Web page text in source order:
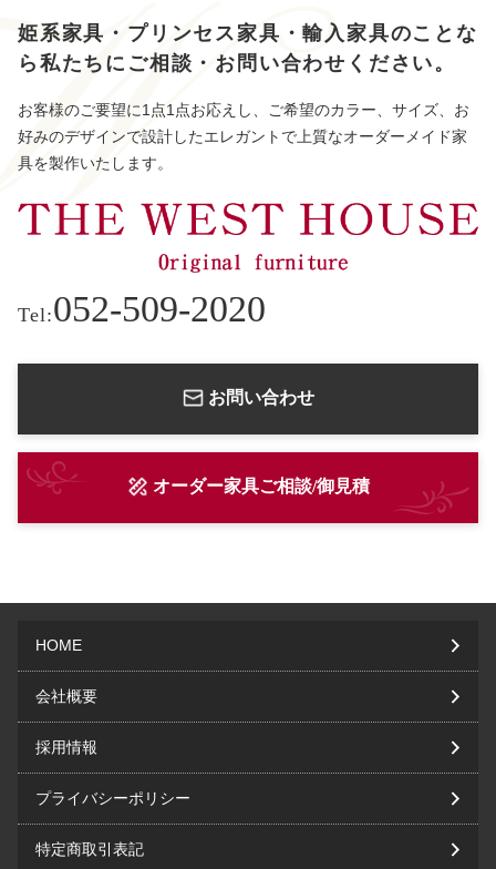
姫系家具・プリンセス家具・輸入家具のことな
ら 私たちにご相談・お問い合わせください。
お客様のご要望に1点1点お応えし、ご希望のカラー、サイズ、お
好みのデザインで設計したエレガントで上質なオーダーメイド家
具を製作いたします。
Tel:052-509-2020
お問い合わせ
オーダー家具ご相談/御見積
HOME
会社概要
採用情報
プライバシーポリシー
特定商取引表記